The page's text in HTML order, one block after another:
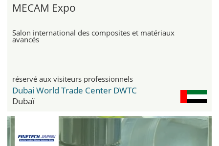
MECAM Expo
Salon international des composites et matériaux
avancés
réservé aux visiteurs professionnels
Dubai World Trade Center DWTC
Dubaï